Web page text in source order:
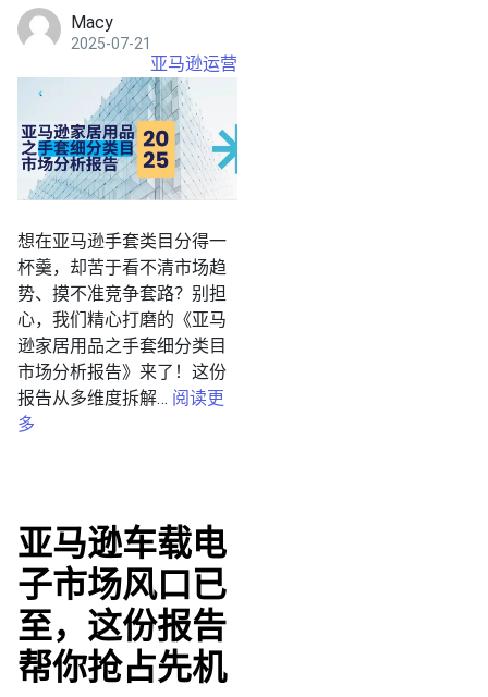
Macy
2025-07-21
亚马逊运营
想在亚马逊手套类目分得一
杯羹，却苦于看不清市场趋
势、摸不准竞争套路？别担
心，我们精心打磨的《亚马
逊家居用品之手套细分类目
市场分析报告》来了！这份
报告从多维度拆解… 阅读更
多
亚马逊车载电
子市场风口已
至，这份报告
帮你抢占先机